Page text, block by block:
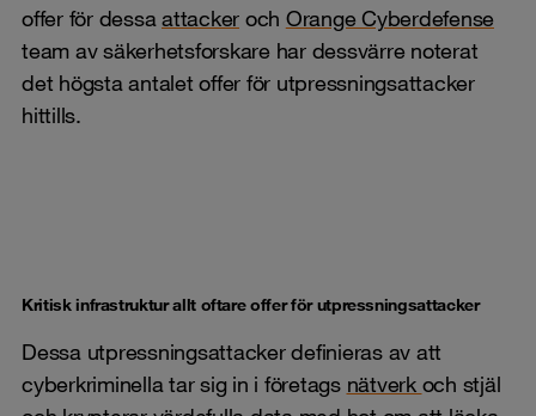
offer för dessa attacker och Orange Cyberdefense
team av säkerhetsforskare har dessvärre noterat
det högsta antalet offer för utpressningsattacker
hittills.
Kritisk infrastruktur allt oftare offer för utpressningsattacker
Dessa utpressningsattacker definieras av att
cyberkriminella tar sig in i företags nätverk och stjäl